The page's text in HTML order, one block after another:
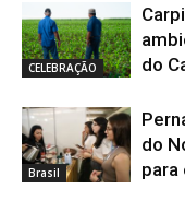
CELEBRAÇÃO
do
Brasil
do
para